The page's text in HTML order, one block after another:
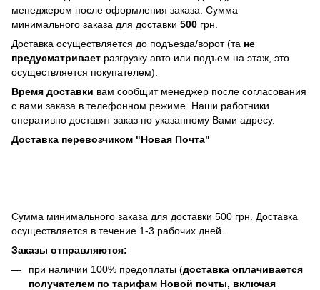
менеджером после оформления заказа. Сумма
минимального заказа для доставки 500 грн.
Доставка осуществляется до подъезда/ворот (та не
предусматривает разгрузку авто или подъем на этаж, это
осуществляется покупателем).
Время доставки вам сообщит менеджер после согласования
с вами заказа в телефонном режиме. Наши работники
оперативно доставят заказ по указанному Вами адресу.
Доставка перевозчиком "Новая Почта"
Сумма минимального заказа для доставки 500 грн. Доставка
осуществляется в течение 1-3 рабочих дней.
Заказы отправляются:
при наличии 100% предоплаты (доставка оплачивается
получателем по тарифам Новой почты, включая